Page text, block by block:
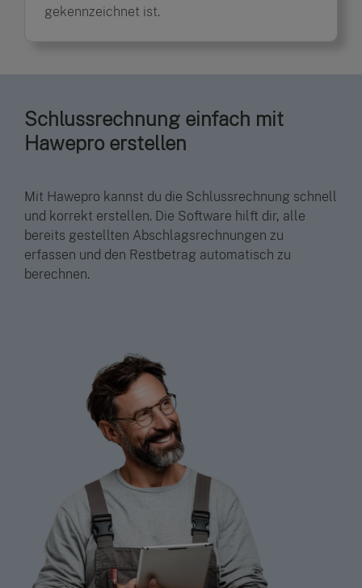
gekennzeichnet ist.
Schlussrechnung einfach mit
Hawepro erstellen
Mit Hawepro kannst du die Schlussrechnung schnell
und korrekt erstellen. Die Software hilft dir, alle
bereits gestellten Abschlagsrechnungen zu
erfassen und den Restbetrag automatisch zu
berechnen.